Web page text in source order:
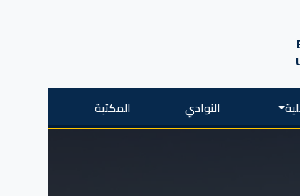
النوادي المكتبة